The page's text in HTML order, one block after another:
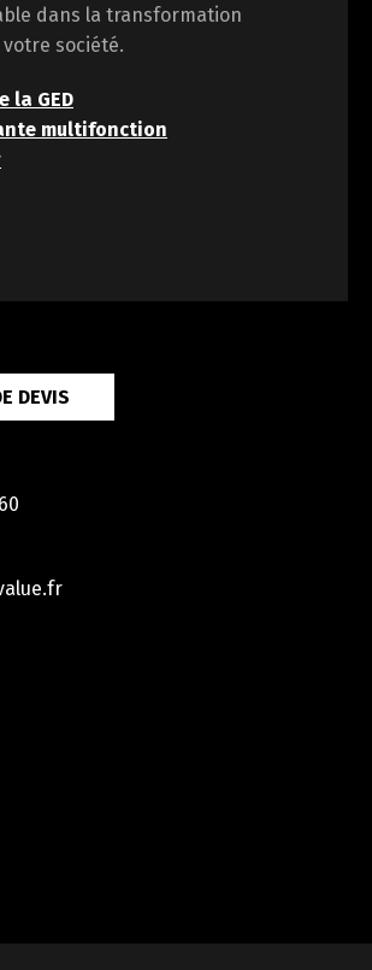
dans la transformation
société.
la GED
multifonction
DEVIS